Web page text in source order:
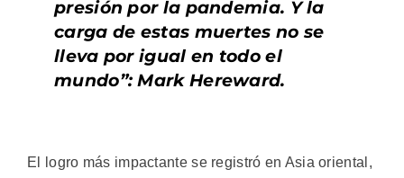
presión por la pandemia. Y la
carga de estas muertes no se
lleva por igual en todo el
mundo”: Mark Hereward.
El logro más impactante se registró en Asia oriental,